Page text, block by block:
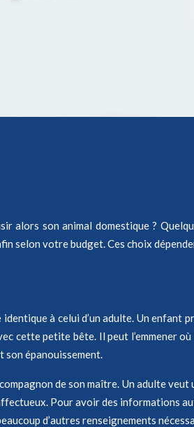
alors son animal domestique ?
selon votre budget. Ces choix
à celui d’un adulte. Un
cette petite bête. Il peut l’emmener
son épanouissement.
de son maître. Un adulte veut
Pour avoir des informations
d’autres renseignements